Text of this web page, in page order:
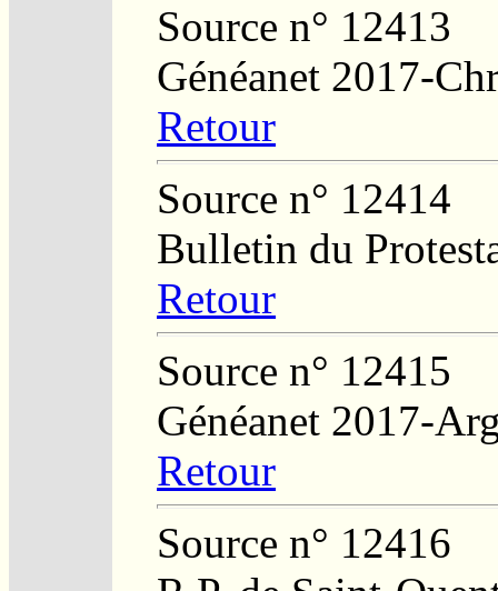
Source n° 12413
Généanet 2017-
Retour
Source n° 12414
Bulletin du
Retour
Source n° 12415
Généanet 2017-
Retour
Source n° 12416